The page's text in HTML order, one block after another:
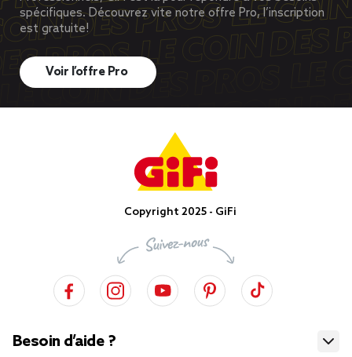
spécifiques. Découvrez vite notre offre Pro, l’inscription
est gratuite!
Voir l’offre Pro
Copyright 2025 - GiFi
Besoin d’aide ?